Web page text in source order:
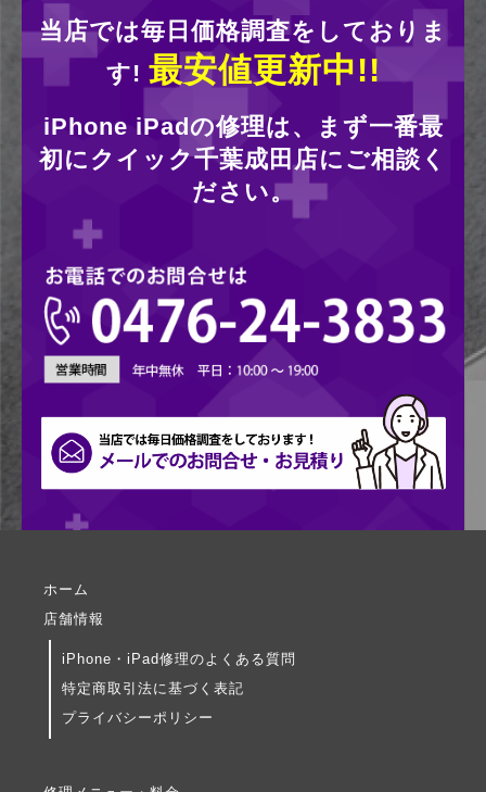
当店では毎日価格調査をしておりま
す! 最安値更新中!!
iPhone iPadの修理は、まず一番最
初にクイック千葉成田店にご相談く
ださい。
ホーム
店舗情報
iPhone・iPad修理のよくある質問
特定商取引法に基づく表記
プライバシーポリシー